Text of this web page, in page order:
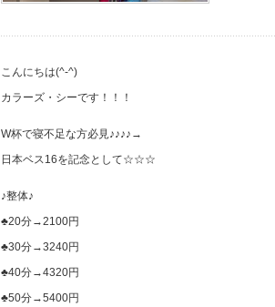
こんにちは(^-^)
カラーズ・シーです！！！
W杯で寝不足な方必見♪♪♪♪→
日本ベス16を記念として☆☆☆
♪整体♪
♣︎20分→2100円
♣︎30分→3240円
♣︎40分→4320円
♣︎50分→5400円